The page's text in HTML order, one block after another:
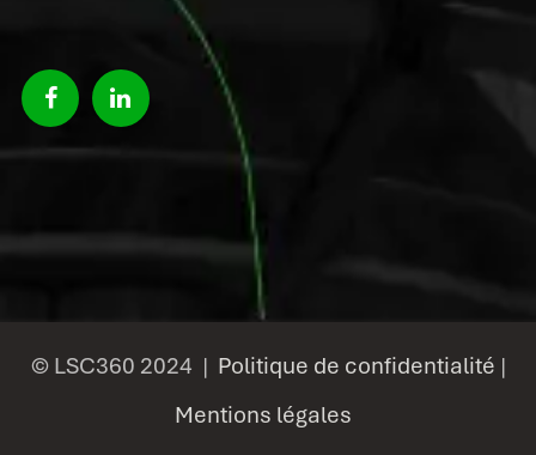
© LSC360 2024 | Politique de confidentialité |
Mentions légales